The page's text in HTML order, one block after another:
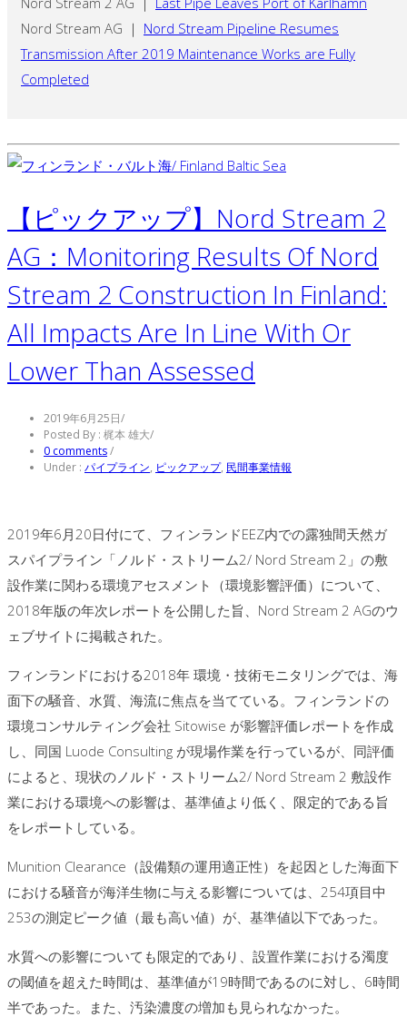
Nord Stream AG ｜ Nord Stream Pipeline Resumes
Transmission After 2019 Maintenance Works are Fully
Completed
【ピックアップ】Nord Stream 2
AG：Monitoring Results Of Nord
Stream 2 Construction In Finland:
All Impacts Are In Line With Or
Lower Than Assessed
2019年6月25日/
Posted By : 梶本 雄大/
0 comments/
Under : パイプライン, ピックアップ, 民間事業情報
2019年6月20日付にて、フィンランドEEZ内での露独間天然ガ
スパイプライン「ノルド・ストリーム2/ Nord Stream 2」の敷
設作業に関わる環境アセスメント（環境影響評価）について、
2018年版の年次レポートを公開した旨、Nord Stream 2 AGのウ
ェブサイトに掲載された。
フィンランドにおける2018年 環境・技術モニタリングでは、海
面下の騒音、水質、海流に焦点を当てている。フィンランドの
環境コンサルティング会社 Sitowise が影響評価レポートを作成
し、同国 Luode Consulting が現場作業を行っているが、同評価
によると、現状のノルド・ストリーム2/ Nord Stream 2 敷設作
業における環境への影響は、基準値より低く、限定的である旨
をレポートしている。
Munition Clearance（設備類の運用適正性）を起因とした海面下
における騒音が海洋生物に与える影響については、254項目中
253の測定ピーク値（最も高い値）が、基準値以下であった。
水質への影響についても限定的であり、設置作業における濁度
の閾値を超えた時間は、基準値が19時間であるのに対し、6時間
半であった。また、汚染濃度の増加も見られなかった。